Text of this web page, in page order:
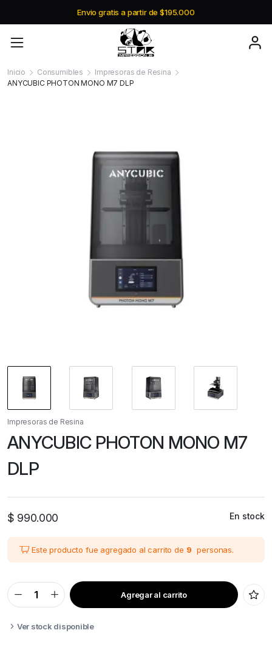
Envio gratis a partir de $195.000
Inicio Consumibles
Impresoras de Resina
ANYCUBIC PHOTON MONO M7 DLP
Impresoras de Resina
ANYCUBIC PHOTON MONO M7
DLP
$ 990.000 En stock
Este producto fue agregado al carrito de 9 personas.
ANYCUBIC
PHOTON
M7
DLP
Agregar al carrito
Ver stock disponible